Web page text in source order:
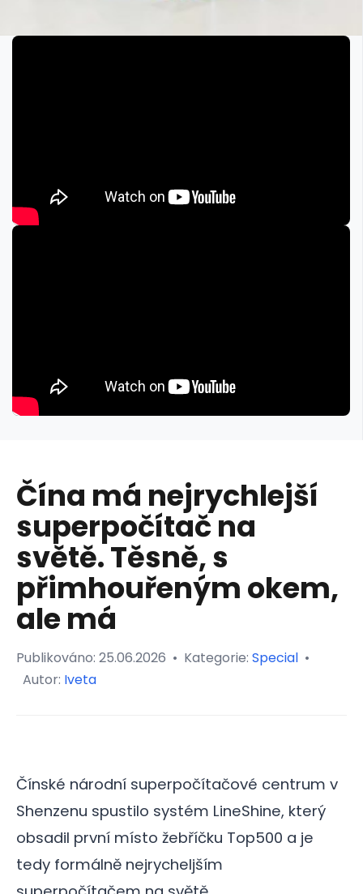
Čína má nejrychlejší
superpočítač na
světě. Těsně, s
přimhouřeným okem,
ale má
Publikováno: 25.06.2026 • Kategorie: Special •
Autor: Iveta
Čínské národní superpočítačové centrum v
Shenzenu spustilo systém LineShine, který
obsadil první místo žebříčku Top500 a je
tedy formálně nejrycheljším